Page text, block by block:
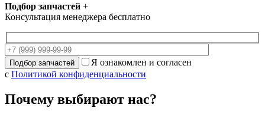
Подбор запчастей +
Консультация менеджера бесплатно
Я ознакомлен и согласен
с Политикой конфиденциальности
Почему выбирают нас?